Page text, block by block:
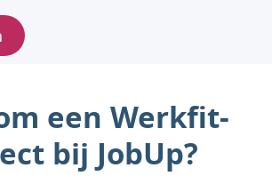
een Werkfit-
bij JobUp?